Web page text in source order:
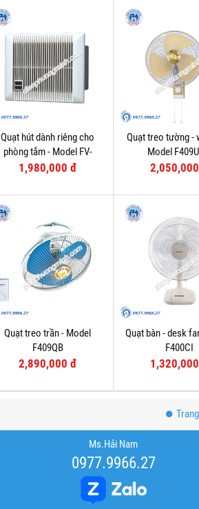
Quạt hút dành riêng cho
phòng tắm - Model FV-
10BAT1
1,980,000 đ
Quạt treo tường -
Model
Quạt treo trần - Model
F409QB
2,890,000 đ
Quạt bàn - desk
F400CI
Ms.Hải Nam
0977.9966.27